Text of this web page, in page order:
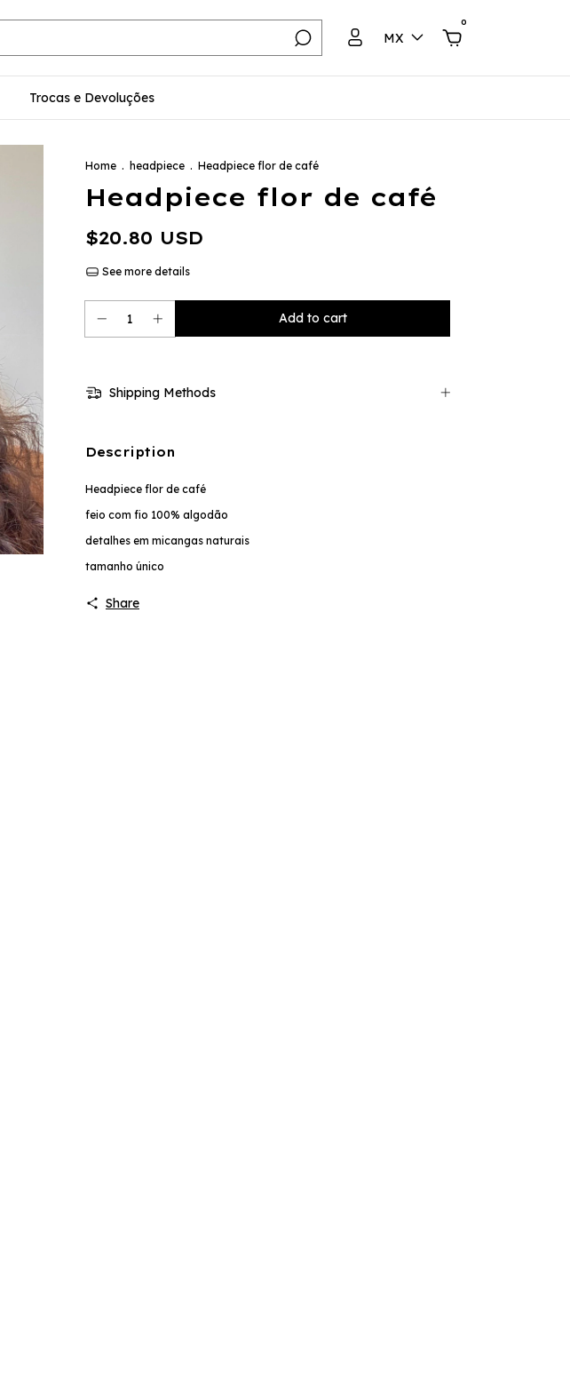
MX
0
Trocas e Devoluções
Home . headpiece . Headpiece flor de café
Headpiece flor de café
$20.80 USD
See more details
Shipping Methods
Description
Headpiece flor de café
feio com fio 100% algodão
detalhes em micangas naturais
tamanho único
Share